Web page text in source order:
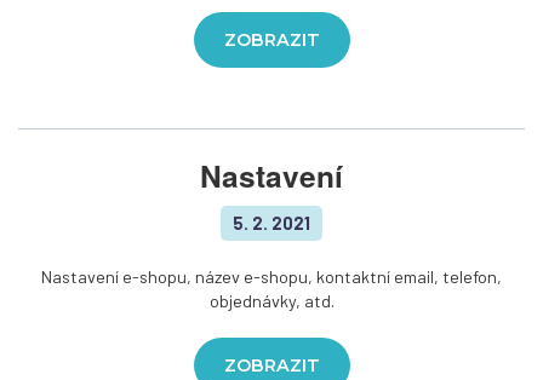
ZOBRAZIT
Nastavení
5. 2. 2021
Nastavení e-shopu, název e-shopu, kontaktní email, telefon,
objednávky, atd.
ZOBRAZIT